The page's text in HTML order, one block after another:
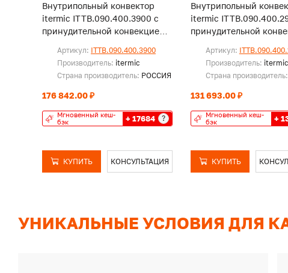
Внутрипольный конвектор
itermic ITTB.090.400.3900 с
принудительной конвекцией,
Артикул: ITTB.090.400.3900
Производитель: itermic
Страна производитель: РОССИЯ
176 842.00 ₽
Мгновенный кеш-
бэк
+ 17684 ?
КУПИТЬ КОНСУЛЬТАЦИЯ
Внутрипольный
itermic
принудительной
Артикул:
Производитель: itermic
Страна производитель:
131 693.00 ₽
Мгновенный кеш-
бэк
+
КУПИТЬ
УНИКАЛЬНЫЕ УСЛОВИЯ ДЛЯ